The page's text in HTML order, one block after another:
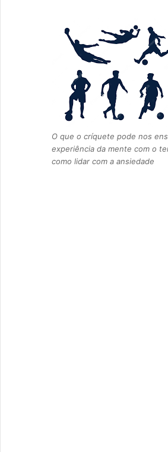
O que o críquete pode nos
experiência da mente com o
como lidar com a ansiedade